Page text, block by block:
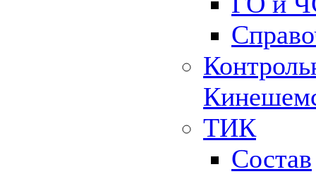
ТИК
Состав